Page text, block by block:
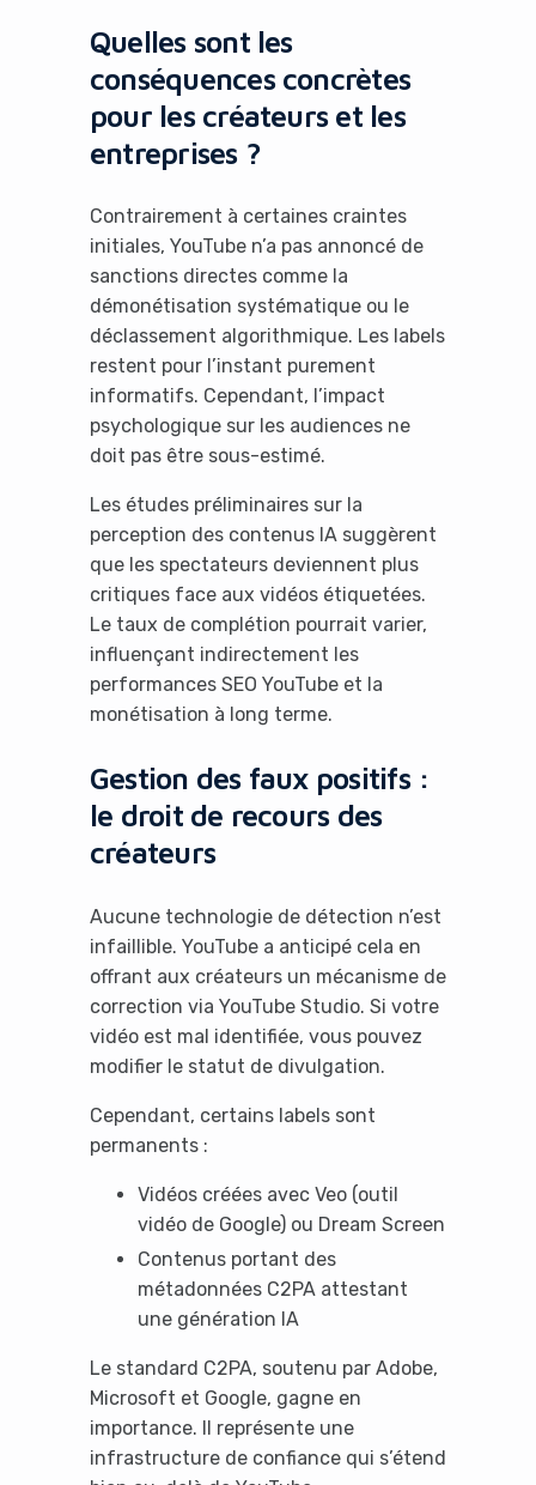
Quelles sont les
conséquences concrètes
pour les créateurs et les
entreprises ?
Contrairement à certaines craintes
initiales, YouTube n’a pas annoncé de
sanctions directes comme la
démonétisation systématique ou le
déclassement algorithmique. Les labels
restent pour l’instant purement
informatifs. Cependant, l’impact
psychologique sur les audiences ne
doit pas être sous-estimé.
Les études préliminaires sur la
perception des contenus IA suggèrent
que les spectateurs deviennent plus
critiques face aux vidéos étiquetées.
Le taux de complétion pourrait varier,
influençant indirectement les
performances SEO YouTube et la
monétisation à long terme.
Gestion des faux positifs :
le droit de recours des
créateurs
Aucune technologie de détection n’est
infaillible. YouTube a anticipé cela en
offrant aux créateurs un mécanisme de
correction via YouTube Studio. Si votre
vidéo est mal identifiée, vous pouvez
modifier le statut de divulgation.
Cependant, certains labels sont
permanents :
Vidéos créées avec Veo (outil
vidéo de Google) ou Dream Screen
Contenus portant des
métadonnées C2PA attestant
une génération IA
Le standard C2PA, soutenu par Adobe,
Microsoft et Google, gagne en
importance. Il représente une
infrastructure de confiance qui s’étend